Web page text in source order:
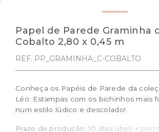
Papel de Parede Graminha
Cobalto 2,80 x 0,45 m
REF. PP_GRAMINHA_C-COBALTO
Conheça os Papéis de Parede da
Léo: Estampas com os bichinhos mais
num estilo lúdico e descolado!
Prazo de produção: 10 dias úteis +